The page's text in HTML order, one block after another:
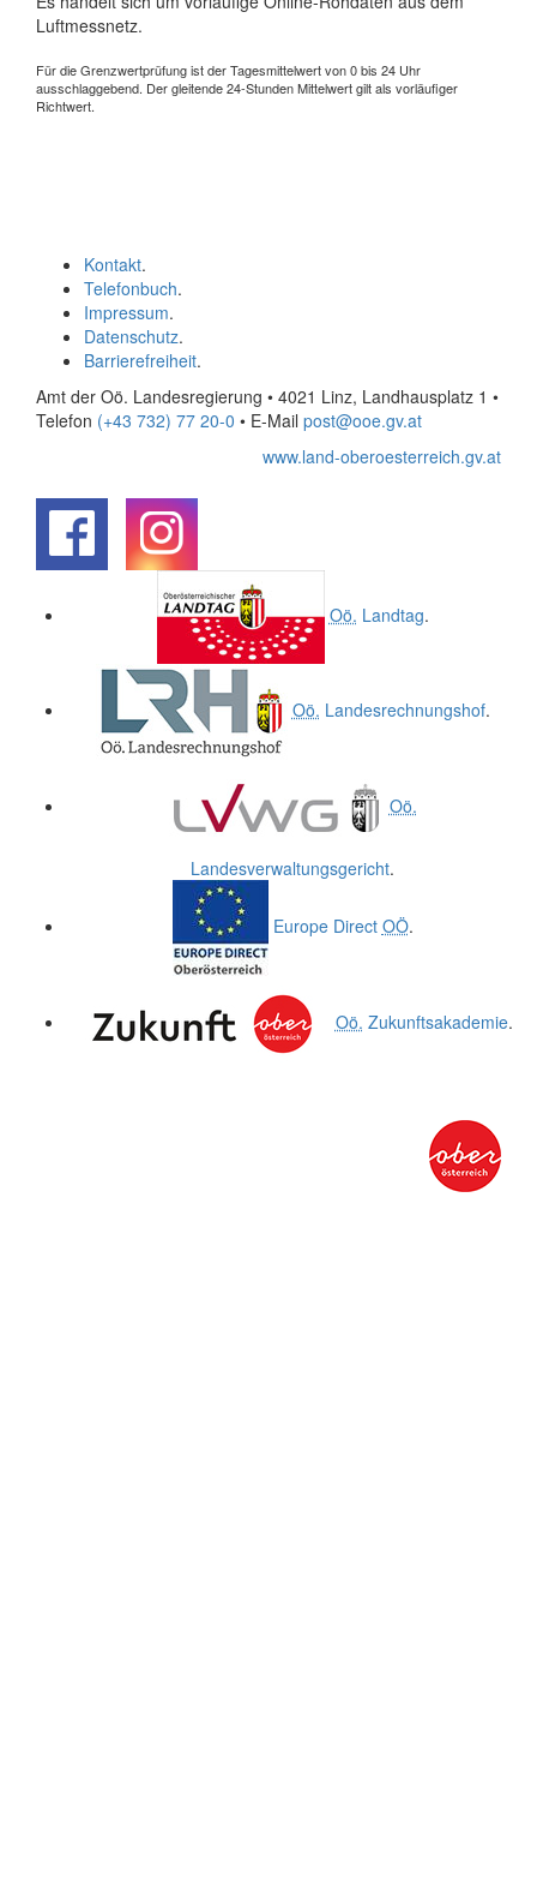
Luftmessnetz.
Für die Grenzwertprüfung ist der Tagesmittelwert von 0 bis 24 Uhr
ausschlaggebend. Der gleitende 24-Stunden Mittelwert gilt als vorläufiger
Richtwert.
Kontakt.
Telefonbuch.
Impressum.
Datenschutz.
Barrierefreiheit.
Amt der Oö. Landesregierung • 4021 Linz, Landhausplatz 1 •
Telefon (+43 732) 77 20-0 • E-Mail post@ooe.gv.at
www.land-oberoesterreich.gv.at
Oö. Landtag.
Oö. Landesrechnungshof.
Oö.
Landesverwaltungsgericht.
Europe Direct OÖ.
Oö. Zukunftsakademie.